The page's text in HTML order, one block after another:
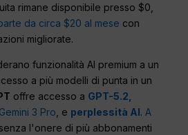
rimane disponibile presso $0,
da circa $20 al mese con
migliorate.
funzionalità AI premium a un
a più modelli di punta in un
offre accesso a GPT-5.2,
Gemini 3 Pro , e perplessità AI.A
senza l'onere di più abbonamenti